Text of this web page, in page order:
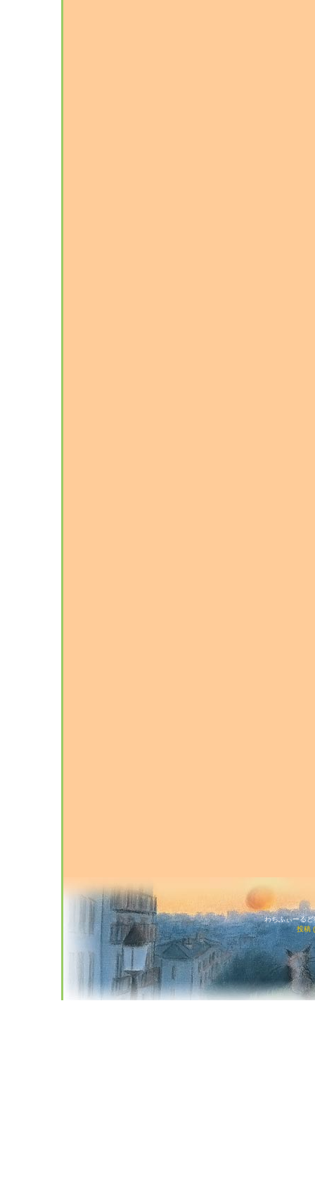
わちふぃーる
投稿